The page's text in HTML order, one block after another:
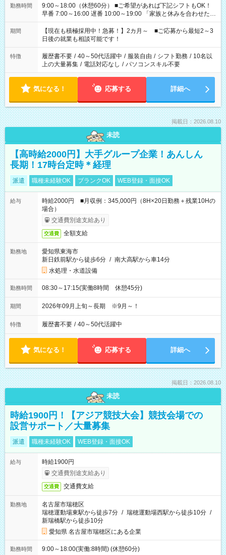
勤務時間
9:00～18:00（休憩60分） ■ご希望があれば下記シフトもOK！
早番 7:00～16:00 遅番 10:00～19:00 「家族と休みを合わせた
い」 「余裕を持って夕飯の準備がしたい」 「できれば残業はし
たくない」 など、ご希望を教えてくださいね。 ※Wワーク希望
の方へ 今ご覧のお仕事で希望する勤務時間と、もう1つのお仕事
の勤務時間。 合計で週40時間を超える場合は応募できません。
期間
【現在も積極採用中！急募！】2カ月～ ■ご応募から最短2～3
日後の就業も相談可能です！
特徴 履歴書不要 / 40～50代活躍中 / 服装自由 / シフト勤務 / 10名以
上の大量募集 / 電話対応なし / パソコンスキル不要
気になる！ 応募する 詳細へ
掲載日：2026.08.10
未読
【高時給2000円】大手グループ企業！あんしん
長期！17時台定時＊経理
派遣 職種未経験OK ブランクOK WEB登録・面接OK
給与
時給2000円 ■月収例：345,000円（8H×20日勤務＋残業10Hの
場合）
交通費別途支給あり
交通費 全額支給
勤務地
愛知県東海市
新日鉄前駅から徒歩6分 / 南大高駅から車14分
水処理・水道設備
勤務時間 08:30～17:15(実働8時間 休憩45分)
期間 2026年09月上旬～長期 ※9月～！
特徴 履歴書不要 / 40～50代活躍中
気になる！ 応募する 詳細へ
掲載日：2026.08.10
未読
時給1900円！【アジア競技大会】競技会場での
設営サポート／大量募集
派遣 職種未経験OK WEB登録・面接OK
給与
時給1900円
交通費別途支給あり
交通費 交通費支給
勤務地
名古屋市瑞穂区
瑞穂運動場東駅から徒歩7分 / 瑞穂運動場西駅から徒歩10分 /
新瑞橋駅から徒歩10分
愛知県 名古屋市瑞穂区にある企業
勤務時間 9:00～18:00(実働:8時間) (休憩60分)